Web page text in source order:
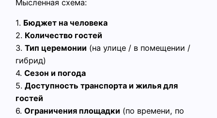
Мысленная схема:
1. Бюджет на человека
2. Количество гостей
3. Тип церемонии (на улице / в помещении /
гибрид)
4. Сезон и погода
5. Доступность транспорта и жилья для
гостей
6. Ограничения площадки (по времени, по